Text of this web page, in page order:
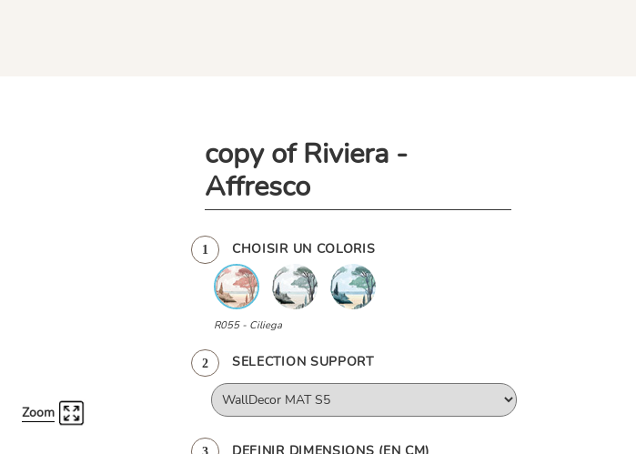
Zoom
copy of Riviera -
Affresco
1 CHOISIR UN COLORIS
R055 - Ciliega
2 SELECTION SUPPORT
DEFINIR DIMENSIONS (EN CM)